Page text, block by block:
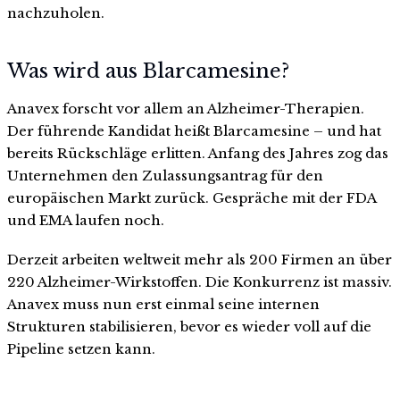
nachzuholen.
Was wird aus Blarcamesine?
Anavex forscht vor allem an Alzheimer-Therapien.
Der führende Kandidat heißt Blarcamesine – und hat
bereits Rückschläge erlitten. Anfang des Jahres zog das
Unternehmen den Zulassungsantrag für den
europäischen Markt zurück. Gespräche mit der FDA
und EMA laufen noch.
Derzeit arbeiten weltweit mehr als 200 Firmen an über
220 Alzheimer-Wirkstoffen. Die Konkurrenz ist massiv.
Anavex muss nun erst einmal seine internen
Strukturen stabilisieren, bevor es wieder voll auf die
Pipeline setzen kann.